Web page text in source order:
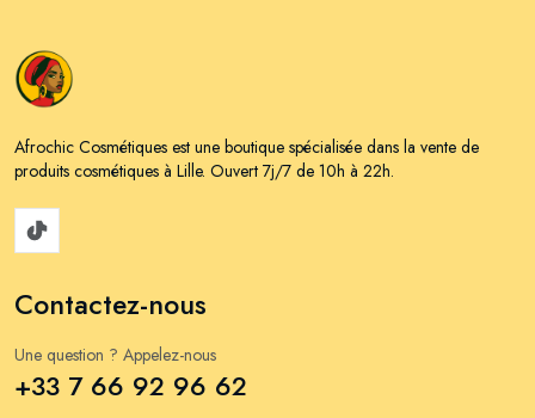
Afrochic Cosmétiques est une boutique spécialisée dans la vente de
produits cosmétiques à Lille. Ouvert 7j/7 de 10h à 22h.
Contactez-nous
Une question ? Appelez-nous
+33 7 66 92 96 62